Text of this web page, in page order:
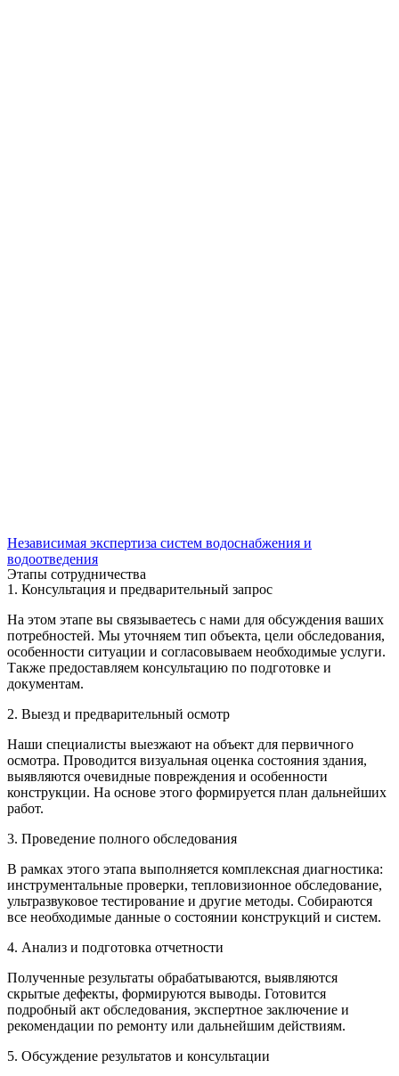
Независимая экспертиза систем водоснабжения и
водоотведения
Этапы сотрудничества
1. Консультация и предварительный запрос
На этом этапе вы связываетесь с нами для обсуждения ваших
потребностей. Мы уточняем тип объекта, цели обследования,
особенности ситуации и согласовываем необходимые услуги.
Также предоставляем консультацию по подготовке и
документам.
2. Выезд и предварительный осмотр
Наши специалисты выезжают на объект для первичного
осмотра. Проводится визуальная оценка состояния здания,
выявляются очевидные повреждения и особенности
конструкции. На основе этого формируется план дальнейших
работ.
3. Проведение полного обследования
В рамках этого этапа выполняется комплексная диагностика:
инструментальные проверки, тепловизионное обследование,
ультразвуковое тестирование и другие методы. Собираются
все необходимые данные о состоянии конструкций и систем.
4. Анализ и подготовка отчетности
Полученные результаты обрабатываются, выявляются
скрытые дефекты, формируются выводы. Готовится
подробный акт обследования, экспертное заключение и
рекомендации по ремонту или дальнейшим действиям.
5. Обсуждение результатов и консультации